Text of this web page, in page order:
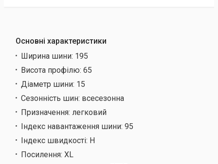
Основні характеристики
Ширина шини: 195
Висота профілю: 65
Діаметр шини: 15
Сезонність шин: всесезонна
Призначення: легковий
Індекс навантаження шини: 95
Індекс швидкості: H
Посилення: XL